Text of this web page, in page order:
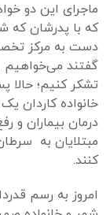
ماجرای این دو
که با پدرشان که
دست به مرکز
گفتند می‌خواهیم
تشکر کنیم؛ حالا
خانواده‌ کاردان
درمان بیماران و
مبتلایان به
کنند.
امروز به رسم